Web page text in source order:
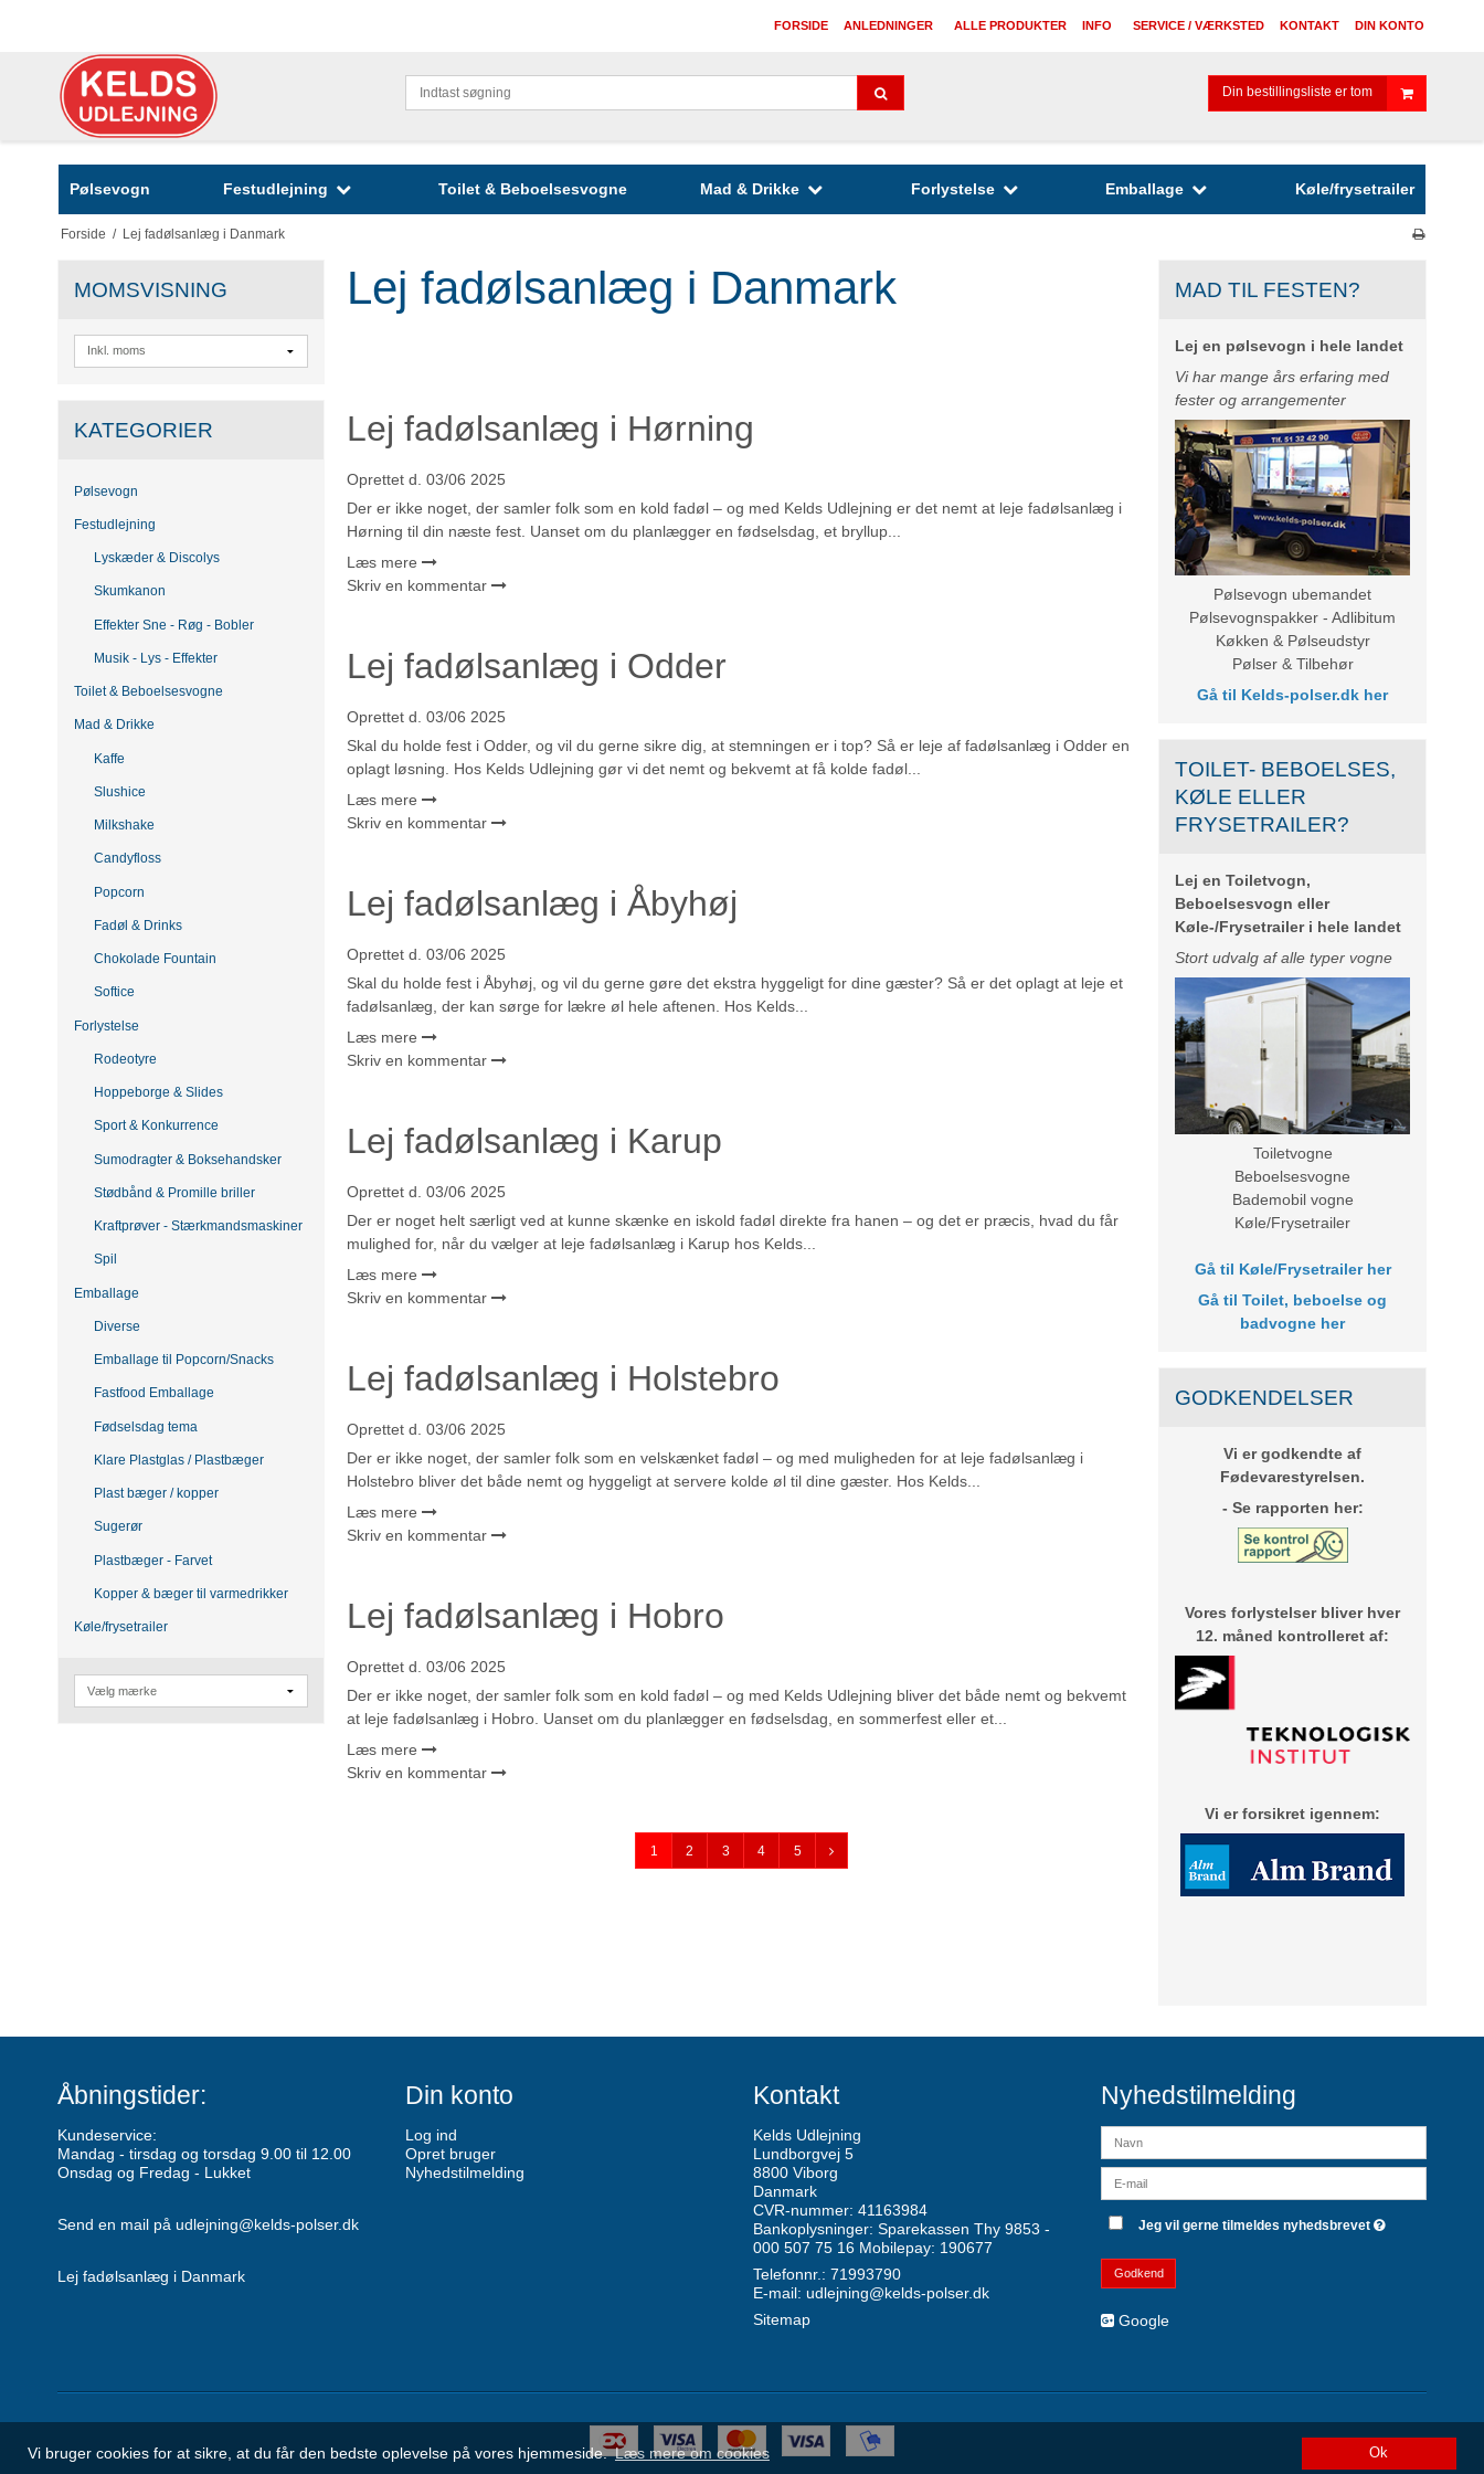
Vi bruger cookies for at sikre, at du får den bedste oplevelse på vores hjemmeside.Læs mere om cookies Ok
FORSIDE ANLEDNINGER ALLE PRODUKTER INFO SERVICE / VÆRKSTED KONTAKT DIN KONTO
Din bestillingsliste er tom
Pølsevogn Festudlejning Toilet & Beboelsesvogne Mad & Drikke Forlystelse Emballage Køle/frysetrailer
Forside / Lej fadølsanlæg i Danmark
MOMSVISNING
KATEGORIER
Pølsevogn
Festudlejning
Lyskæder & Discolys
Skumkanon
Effekter Sne - Røg - Bobler
Musik - Lys - Effekter
Toilet & Beboelsesvogne
Mad & Drikke
Kaffe
Slushice
Milkshake
Candyfloss
Popcorn
Fadøl & Drinks
Chokolade Fountain
Softice
Forlystelse
Rodeotyre
Hoppeborge & Slides
Sport & Konkurrence
Sumodragter & Boksehandsker
Stødbånd & Promille briller
Kraftprøver - Stærkmandsmaskiner
Spil
Emballage
Diverse
Emballage til Popcorn/Snacks
Fastfood Emballage
Fødselsdag tema
Klare Plastglas / Plastbæger
Plast bæger / kopper
Sugerør
Plastbæger - Farvet
Kopper & bæger til varmedrikker
Køle/frysetrailer
Lej fadølsanlæg i Danmark
Lej fadølsanlæg i Hørning
Oprettet d.03/06 2025
Der er ikke noget, der samler folk som en kold fadøl – og med Kelds Udlejning er det nemt at leje fadølsanlæg i
Hørning til din næste fest. Uanset om du planlægger en fødselsdag, et bryllup...
Læs mere
Skriv en kommentar
Lej fadølsanlæg i Odder
Oprettet d.03/06 2025
Skal du holde fest i Odder, og vil du gerne sikre dig, at stemningen er i top? Så er leje af fadølsanlæg i Odder en
oplagt løsning. Hos Kelds Udlejning gør vi det nemt og bekvemt at få kolde fadøl...
Læs mere
Skriv en kommentar
Lej fadølsanlæg i Åbyhøj
Oprettet d.03/06 2025
Skal du holde fest i Åbyhøj, og vil du gerne gøre det ekstra hyggeligt for dine gæster? Så er det oplagt at leje et
fadølsanlæg, der kan sørge for lækre øl hele aftenen. Hos Kelds...
Læs mere
Skriv en kommentar
Lej fadølsanlæg i Karup
Oprettet d.03/06 2025
Der er noget helt særligt ved at kunne skænke en iskold fadøl direkte fra hanen – og det er præcis, hvad du får
mulighed for, når du vælger at leje fadølsanlæg i Karup hos Kelds...
Læs mere
Skriv en kommentar
Lej fadølsanlæg i Holstebro
Oprettet d.03/06 2025
Der er ikke noget, der samler folk som en velskænket fadøl – og med muligheden for at leje fadølsanlæg i
Holstebro bliver det både nemt og hyggeligt at servere kolde øl til dine gæster. Hos Kelds...
Læs mere
Skriv en kommentar
Lej fadølsanlæg i Hobro
Oprettet d.03/06 2025
Der er ikke noget, der samler folk som en kold fadøl – og med Kelds Udlejning bliver det både nemt og bekvemt
at leje fadølsanlæg i Hobro. Uanset om du planlægger en fødselsdag, en sommerfest eller et...
Læs mere
Skriv en kommentar
1 2 3 4 5
MAD TIL FESTEN?
Lej en pølsevogn i hele landet
Vi har mange års erfaring med
fester og arrangementer
Pølsevogn ubemandet
Pølsevognspakker - Adlibitum
Køkken & Pølseudstyr
Pølser & Tilbehør
Gå til Kelds-polser.dk her
TOILET- BEBOELSES,
KØLE ELLER
FRYSETRAILER?
Lej en Toiletvogn,
Beboelsesvogn eller
Køle-/Frysetrailer i hele landet
Stort udvalg af alle typer vogne
Toiletvogne
Beboelsesvogne
Bademobil vogne
Køle/Frysetrailer
Gå til Køle/Frysetrailer her
Gå tilToilet, beboelse og
badvogne her
GODKENDELSER
Vi er godkendte af
Fødevarestyrelsen.
- Se rapporten her:
Vores forlystelser bliver hver
12. måned kontrolleret af:
Vi er forsikret igennem:
Åbningstider:
Kundeservice:
Mandag - tirsdag og torsdag 9.00 til 12.00
Onsdag og Fredag - Lukket
Send en mail på udlejning@kelds-polser.dk
Lej fadølsanlæg i Danmark
Din konto
Log ind
Opret bruger
Nyhedstilmelding
Kontakt
Kelds Udlejning
Lundborgvej 5
8800 Viborg
Danmark
CVR-nummer: 41163984
Bankoplysninger: Sparekassen Thy 9853 -
000 507 75 16 Mobilepay: 190677
Telefonnr.: 71993790
E-mail: udlejning@kelds-polser.dk
Sitemap
Nyhedstilmelding
Jeg vil gerne tilmeldes nyhedsbrevet
Godkend
Google